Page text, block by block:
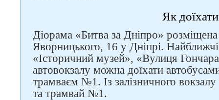
Як доїхати
Діорама «Битва за Дніпро»
Яворницького, 16 у Дніпрі.
«Історичний музей», «Вулиця
автовокзалу можна доїхати
трамваєм №1. Із залізничного
та трамвай №1.